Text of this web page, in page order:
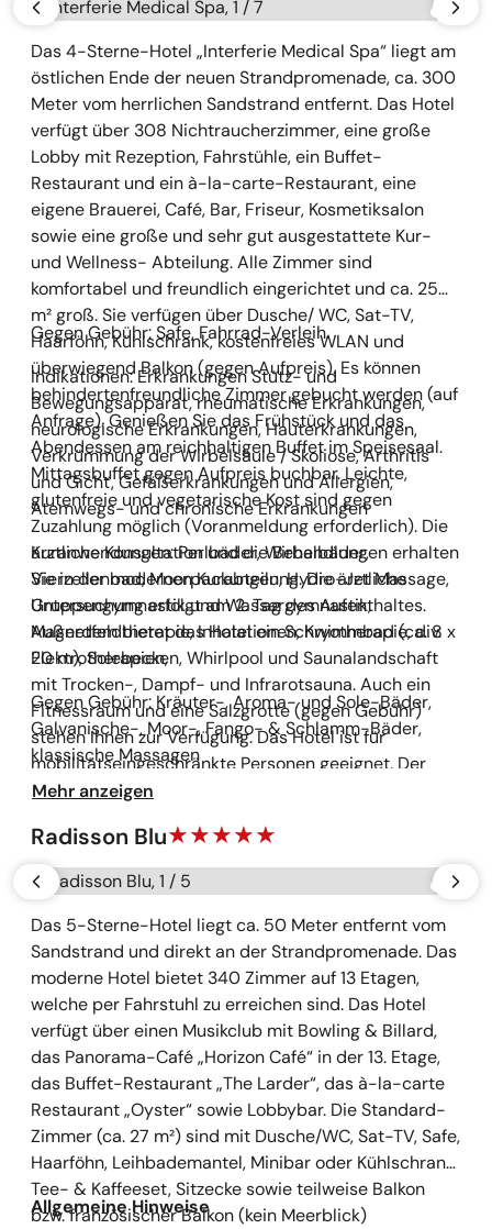
Galerie überspringen
vorherige
Das 4-Sterne-Hotel „Interferie Medical Spa“ liegt am
östlichen Ende der neuen Strandpromenade, ca. 300
Meter vom herrlichen Sandstrand entfernt. Das Hotel
verfügt über 308 Nichtraucherzimmer, eine große
Lobby mit Rezeption, Fahrstühle, ein Buffet-
Restaurant und ein à-la-carte-Restaurant, eine
eigene Brauerei, Café, Bar, Friseur, Kosmetiksalon
sowie eine große und sehr gut ausgestattete Kur-
und Wellness- Abteilung. Alle Zimmer sind
komfortabel und freundlich eingerichtet und ca. 25
m² groß. Sie verfügen über Dusche/ WC, Sat-TV,
Haarföhn, Kühlschrank, kostenfreies WLAN und
überwiegend Balkon (gegen Aufpreis). Es können
behindertenfreundliche Zimmer gebucht werden (auf
Anfrage). Genießen Sie das Frühstück und das
Abendessen am reichhaltigen Buffet im Speisesaal.
Mittagsbuffet gegen Aufpreis buchbar. Leichte,
glutenfreie und vegetarische Kost sind gegen
Zuzahlung möglich (Voranmeldung erforderlich). Die
ärztliche Konsultation und die Behandlungen erhalten
Sie in der modernen Kurabteilung. Die ärztliche
Untersuchung erfolgt am 2. Tag des Aufenthaltes.
Außerdem bietet das Hotel ein Schwimmbad (ca. 8 x
20 m), Solebecken, Whirlpool und Saunalandschaft
mit Trocken-, Dampf- und Infrarotsauna. Auch ein
Fitnessraum und eine Salzgrotte (gegen Gebühr)
stehen Ihnen zur Verfügung. Das Hotel ist für
mobilitätseingeschränkte Personen geeignet. Der
Kur- und Wellnessbereich ist über Fahrstühle vom
führen einige Treppenstufen.
Gegen Gebühr: Safe, Fahrrad-Verleih.
Indikationen: Erkrankungen Stütz- und
Bewegungsapparat, rheumatische Erkrankungen,
neurologische Erkrankungen, Hauterkrankungen,
Verkrümmung der Wirbelsäule / Skoliose, Arthritis
und Gicht, Gefäßerkrankungen und Allergien,
Atemwegs- und chronische Erkrankungen
Kuranwendungen: Perlbäder, Wirbelbäder,
Vierzellenbad, Moorpackungen, Hydro-Jet Massage,
Gruppengymnastik und Wassergymnastik,
Magnetfeldtherapie, Inhalationen, Kryotherapie, div.
Elektrotherapien,
Gegen Gebühr: Kräuter-, Aroma- und Sole-Bäder,
Galvanische-, Moor-, Fango- & Schlamm-Bäder,
klassische Massagen
Mehr anzeigen
Radisson Blu
Galerie überspringen
vorherige
Das 5-Sterne-Hotel liegt ca. 50 Meter entfernt vom
Sandstrand und direkt an der Strandpromenade. Das
moderne Hotel bietet 340 Zimmer auf 13 Etagen,
welche per Fahrstuhl zu erreichen sind. Das Hotel
verfügt über einen Musikclub mit Bowling & Billard,
das Panorama-Café „Horizon Café“ in der 13. Etage,
das Buffet-Restaurant „The Larder“, das à-la-carte
Restaurant „Oyster“ sowie Lobbybar. Die Standard-
Zimmer (ca. 27 m²) sind mit Dusche/WC, Sat-TV, Safe,
Haarföhn, Leihbademantel, Minibar oder Kühlschrank,
Tee- & Kaffeeset, Sitzecke sowie teilweise Balkon
bzw. französischer Balkon (kein Meerblick)
Allgemeine Hinweise